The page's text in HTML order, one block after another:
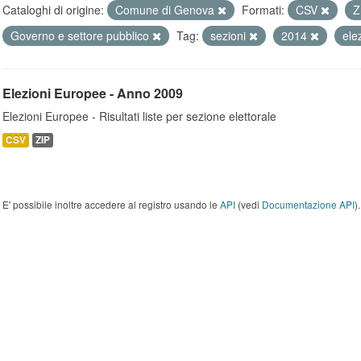
Cataloghi di origine: Comune di Genova Formati: CSV
Governo e settore pubblico
Tag: sezioni 2014
Elezioni Europee - Anno 2009
Elezioni Europee - Risultati liste per sezione elettorale
CSV ZIP
E' possibile inoltre accedere al registro usando le API (vedi Documentazione API).